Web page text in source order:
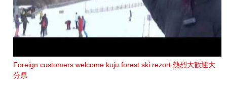
Foreign customers welcome kuju forest ski rezort 熱烈大歓迎大
分県